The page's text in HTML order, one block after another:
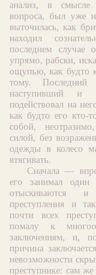
анализ, в смысле
вопроса, был уже
выточилась, как
находил
последнем случае
упрямо, рабски,
ощупью, как будто
тому.
наступивший и
подействовал на
как будто его кто-
собой,
силой, без
одежды в колесо
втягивать.
Сначала —
его занимал один
отыскиваются
преступления и
почти всех
помалу к
заключениям, и,
причина
невозможности
преступнике: сам